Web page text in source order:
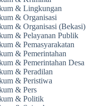
& Lingkungan
& Organisasi
& Organisasi (Bekasi)
& Pelayanan Publik
& Pemasyarakatan
& Pemerintahan
& Pemerintahan Desa
& Peradilan
& Peristiwa
& Pers
& Politik